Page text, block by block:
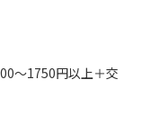
～1750円以上＋交